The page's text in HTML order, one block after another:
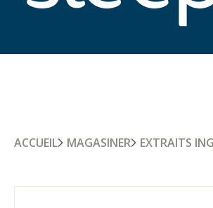
ACCUEIL MAGASINER EXTRAITS